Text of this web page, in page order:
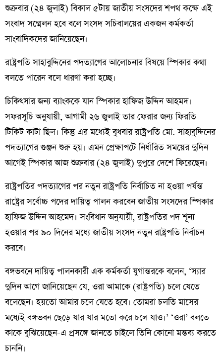
শুক্রবার (২৪ জুলাই) বিকাল ৫টায় জাতীয় সংসদের শপথ কক্ষে এই
সংবাদ সম্মেলন হবে বলে সংসদ সচিবালয়ের একজন কর্মকর্তা
সাংবাদিকদের জানিয়েছেন।
রাষ্ট্রপতি সাহাবুদ্দিনের পদত্যাগের আলোচনার বিষয়ে স্পিকার কথা
বলতে পারেন বলে ধারণা করা হচ্ছে।
চিকিৎসার জন্য ব্যাংককে যান স্পিকার হাফিজ উদ্দিন আহমদ।
সফরসূচি অনুযায়ী, আগামী ২৬ জুলাই তার ফেরার জন্য ফিরতি
টিকিট কাটা ছিল। কিন্তু এর মধ্যেই বুধবার রাষ্ট্রপতি মো. সাহাবুদ্দিনের
পদত্যাগের গুঞ্জন শুরু হয়। এমন প্রেক্ষাপটে নির্ধারিত সময়ের দুদিন
আগেই স্পিকার আজ শুক্রবার (২৪ জুলাই) দুপুরে দেশে ফিরেছেন।
রাষ্ট্রপতির পদত্যাগের পর নতুন রাষ্ট্রপতি নির্বাচিত না হওয়া পর্যন্ত
রাষ্ট্রের সর্বোচ্চ পদের দায়িত্ব পালন করবেন জাতীয় সংসদের স্পিকার
হাফিজ উদ্দিন আহমেদ। সংবিধান অনুযায়ী, রাষ্ট্রপতির পদ শূন্য
হওয়ার পর ৯০ দিনের মধ্যে জাতীয় সংসদ নতুন রাষ্ট্রপতি নির্বাচন
করবে।
বঙ্গভবনে দায়িত্ব পালনকারী এক কর্মকর্তা যুগান্তরকে বলেন, ‘স্যার
দুদিন আগে জানিয়েছেন যে, ওরা আমাকে (রাষ্ট্রপতি) চলে যেতে
বলেছেন। হয়তো আমার চলে যেতে হবে। তোমরা চলতি মাসের
মধ্যেই বঙ্গভবন ছেড়ে যার যার মতো করে চলে যাও।’ ‘ওরা’ বলতে
কাকে বুঝিয়েছেন-এ প্রসঙ্গে জানতে চাইলে তিনি কোনো মন্তব্য করতে
চাননি।